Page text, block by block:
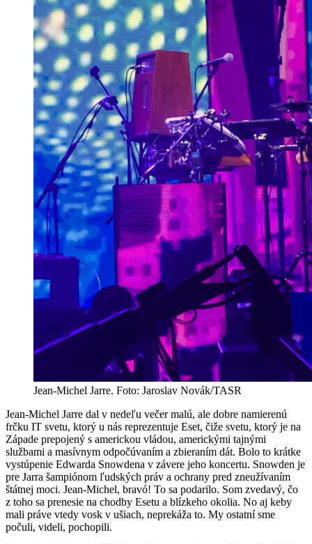
Jean-Michel Jarre. Foto: Jaroslav Novák/TASR
Jean-Michel Jarre dal v nedeľu večer malú, ale dobre namierenú
frčku IT svetu, ktorý u nás reprezentuje Eset, čiže svetu, ktorý je na
Západe prepojený s americkou vládou, americkými tajnými
službami a masívnym odpočúvaním a zbieraním dát. Bolo to krátke
vystúpenie Edwarda Snowdena v závere jeho koncertu. Snowden je
pre Jarra šampiónom ľudských práv a ochrany pred zneužívaním
štátnej moci. Jean-Michel, bravó! To sa podarilo. Som zvedavý, čo
z toho sa prenesie na chodby Esetu a blízkeho okolia. No aj keby
mali práve vtedy vosk v ušiach, neprekáža to. My ostatní sme
počuli, videli, pochopili.